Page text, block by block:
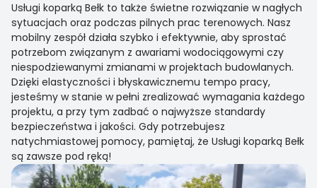
Usługi koparką Bełk to także świetne rozwiązanie w nagłych
sytuacjach oraz podczas pilnych prac terenowych. Nasz
mobilny zespół działa szybko i efektywnie, aby sprostać
potrzebom związanym z awariami wodociągowymi czy
niespodziewanymi zmianami w projektach budowlanych.
Dzięki elastyczności i błyskawicznemu tempo pracy,
jesteśmy w stanie w pełni zrealizować wymagania każdego
projektu, a przy tym zadbać o najwyższe standardy
bezpieczeństwa i jakości. Gdy potrzebujesz
natychmiastowej pomocy, pamiętaj, że Usługi koparką Bełk
są zawsze pod ręką!